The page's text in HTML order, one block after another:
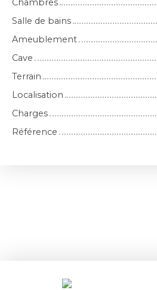
Salle de bains
Ameublement
Cave
Terrain
Localisation
Charges
Référence